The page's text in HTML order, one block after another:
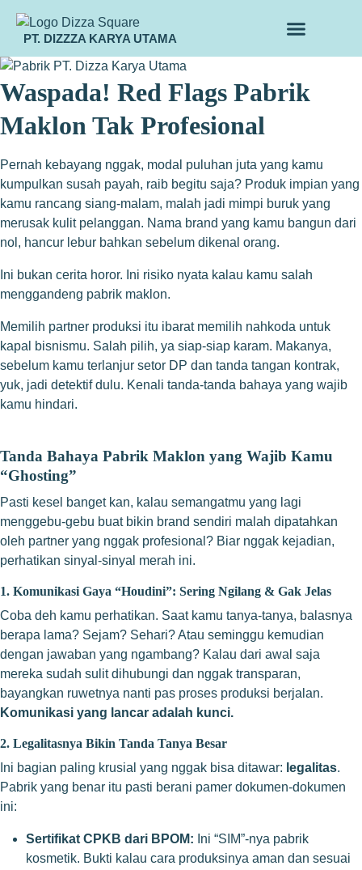
PT. DIZZZA KARYA UTAMA
Waspada! Red Flags Pabrik
Maklon Tak Profesional
Pernah kebayang nggak, modal puluhan juta yang kamu
kumpulkan susah payah, raib begitu saja? Produk impian yang
kamu rancang siang-malam, malah jadi mimpi buruk yang
merusak kulit pelanggan. Nama brand yang kamu bangun dari
nol, hancur lebur bahkan sebelum dikenal orang.
Ini bukan cerita horor. Ini risiko nyata kalau kamu salah
menggandeng pabrik maklon.
Memilih partner produksi itu ibarat memilih nahkoda untuk
kapal bisnismu. Salah pilih, ya siap-siap karam. Makanya,
sebelum kamu terlanjur setor DP dan tanda tangan kontrak,
yuk, jadi detektif dulu. Kenali tanda-tanda bahaya yang wajib
kamu hindari.
Tanda Bahaya Pabrik Maklon yang Wajib Kamu
“Ghosting”
Pasti kesel banget kan, kalau semangatmu yang lagi
menggebu-gebu buat bikin brand sendiri malah dipatahkan
oleh partner yang nggak profesional? Biar nggak kejadian,
perhatikan sinyal-sinyal merah ini.
1. Komunikasi Gaya “Houdini”: Sering Ngilang & Gak Jelas
Coba deh kamu perhatikan. Saat kamu tanya-tanya, balasnya
berapa lama? Sejam? Sehari? Atau seminggu kemudian
dengan jawaban yang ngambang? Kalau dari awal saja
mereka sudah sulit dihubungi dan nggak transparan,
bayangkan ruwetnya nanti pas proses produksi berjalan.
Komunikasi yang lancar adalah kunci.
2. Legalitasnya Bikin Tanda Tanya Besar
Ini bagian paling krusial yang nggak bisa ditawar: legalitas.
Pabrik yang benar itu pasti berani pamer dokumen-dokumen
ini:
Sertifikat CPKB dari BPOM: Ini “SIM”-nya pabrik
kosmetik. Bukti kalau cara produksinya aman dan sesuai